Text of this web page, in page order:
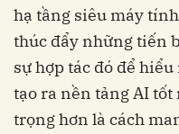
hạ tầng siêu máy
thúc đẩy những tiến
sự hợp tác đó để
tạo ra nền tảng AI
trọng hơn là cách